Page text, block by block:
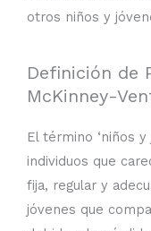
otros niños y
Definición de
McKinney-
El término ‘niños
individuos que
fija, regular y
jóvenes que